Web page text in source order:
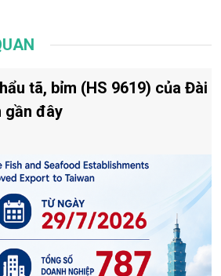
tã, bỉm (HS 9619) của Đài
gần đây